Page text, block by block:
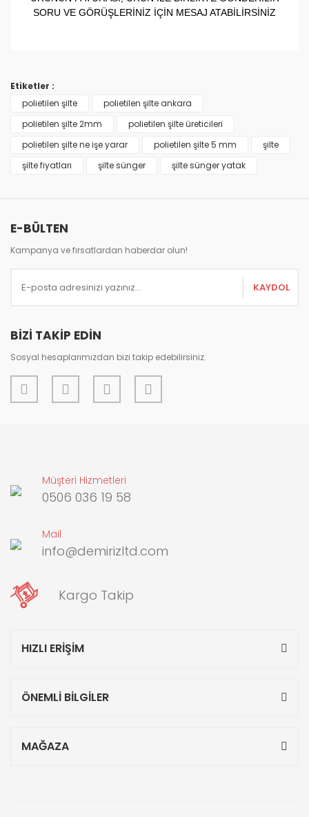
SORU VE GÖRÜŞLERİNİZ İÇİN MESAJ ATABİLİRSİNİZ
formunu kullanarak tarafımıza iletebilirsiniz.
Ürün resmi kalitesiz, bozuk veya görüntülenemiyor.
Ürün açıklamasında eksik bilgiler bulunuyor.
Ürün bilgilerinde hatalar bulunuyor.
3 mm kalınlığındadır
En 1 mt Boy 5 mt dir
Etiketler :
polietilen şilte
polietilen şilte ankara
polietilen şilte 2mm
polietilen şilte üreticileri
polietilen şilte ne işe yarar
polietilen şilte 5 mm
şilte
şilte fiyatları
şilte sünger şilte sünger yatak
E-BÜLTEN
Kampanya ve fırsatlardan haberdar olun!
KAYDOL
BİZİ TAKİP EDİN
Sosyal hesaplarımızdan bizi takip edebilirsiniz.
Müşteri Hizmetleri
0506 036 19 58
Mail
info@demirizltd.com
Kargo Takip
HIZLI ERİŞİM
ÖNEMLİ BİLGİLER
MAĞAZA